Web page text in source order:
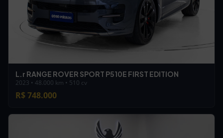
L.r RANGE ROVER SPORT P510E FIRST EDITION
2023 • 48.000 km • 510 cv
R$ 748.000